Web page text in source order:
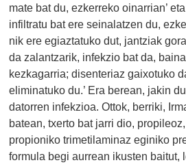
mate bat du, ezkerreko oinarrian’
infiltratu bat ere seinalatzen du,
nik ere egiaztatuko dut, jantziak
da zalantzarik, infekzio bat da,
kezkagarria; disenteriaz gaixotuko
eliminatuko du.’ Era berean, jakin
datorren infekzioa. Ottok, berriki,
batean, txerto bat jarri dio,
propioniko trimetilaminaz eginiko
formula begi aurrean ikusten baitut,